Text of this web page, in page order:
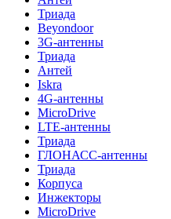
Триада
Beyondoor
3G-антенны
Триада
Антей
Iskra
4G-антенны
MicroDrive
LTE-антенны
Триада
ГЛОНАСС-антенны
Триада
Корпуса
Инжекторы
MicroDrive